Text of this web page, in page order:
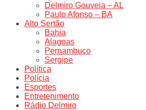
Delmiro Gouveia – AL
Paulo Afonso – BA
Alto Sertão
Bahia
Alagoas
Pernambuco
Sergipe
Política
Polícia
Esportes
Entretenimento
Rádio Delmiro